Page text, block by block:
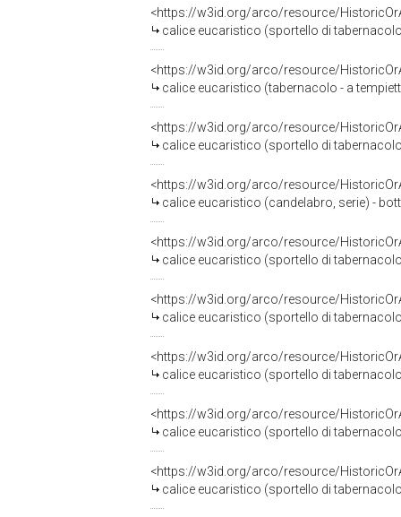
<https://w3id.org/arco/resource/
calice eucaristico (sportello di
<https://w3id.org/arco/resource/
calice eucaristico (tabernacolo - a
<https://w3id.org/arco/resource/
calice eucaristico (sportello di
<https://w3id.org/arco/resource/
calice eucaristico (candelabro, serie) -
<https://w3id.org/arco/resource/
calice eucaristico (sportello di
<https://w3id.org/arco/resource/
calice eucaristico (sportello di
<https://w3id.org/arco/resource/
calice eucaristico (sportello di
<https://w3id.org/arco/resource/
calice eucaristico (sportello di
<https://w3id.org/arco/resource/
calice eucaristico (sportello di